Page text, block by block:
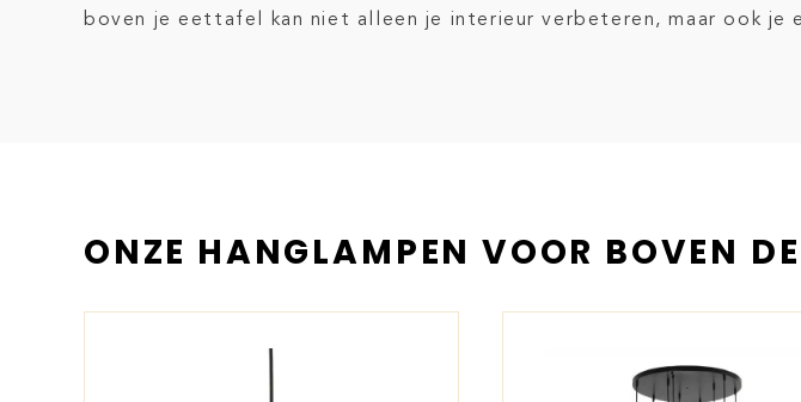
boven je eettafel kan niet alleen je interieur verbeteren, maar ook je
ONZE HANGLAMPEN VOOR BOVEN